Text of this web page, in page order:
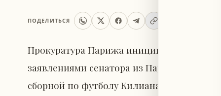
ПОДЕЛИТЬСЯ
Прокуратура Парижа инициировала
заявлениями сенатора из Парагвая,
сборной по футболу Килиана Мбаппе.